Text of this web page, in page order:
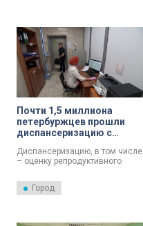
человек.
Почти 1,5 миллиона
петербуржцев прошли
диспансеризацию с
Диспансеризацию, в том числе
– оценку репродуктивного
текущего года прошло
рекордное число
Город